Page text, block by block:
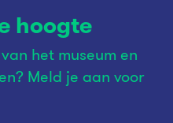
hoogte
het museum en
Meld je aan voor